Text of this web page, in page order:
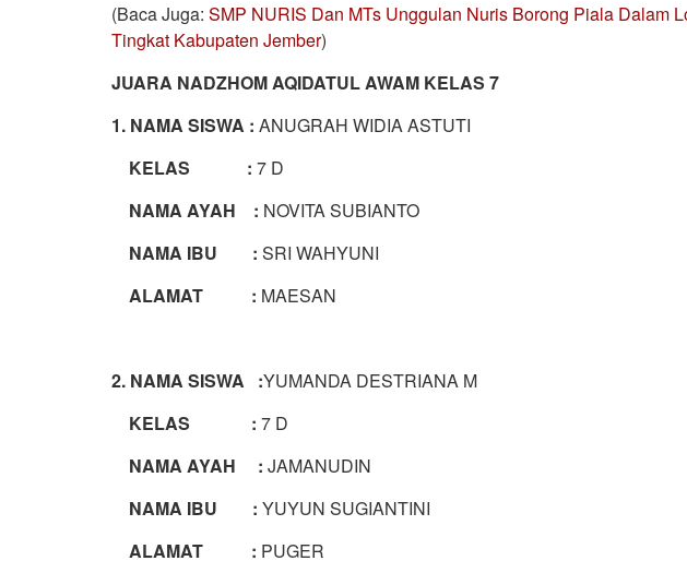
(Baca Juga: SMP NURIS Dan MTs Unggulan Nuris Borong Piala Dalam
Tingkat Kabupaten Jember)
JUARA NADZHOM AQIDATUL AWAM KELAS 7
1. NAMA SISWA : ANUGRAH WIDIA ASTUTI
KELAS : 7 D
NAMA AYAH : NOVITA SUBIANTO
NAMA IBU : SRI WAHYUNI
ALAMAT : MAESAN
2. NAMA SISWA :YUMANDA DESTRIANA M
KELAS : 7 D
NAMA AYAH : JAMANUDIN
NAMA IBU : YUYUN SUGIANTINI
ALAMAT : PUGER